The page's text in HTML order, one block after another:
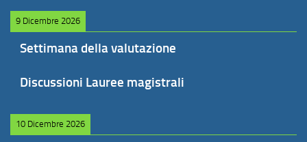
9 Dicembre 2026
Settimana della valutazione
Discussioni Lauree magistrali
10 Dicembre 2026